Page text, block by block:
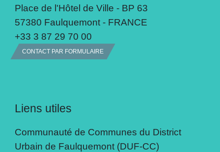
Place de l'Hôtel de Ville - BP 63
57380 Faulquemont - FRANCE
+33 3 87 29 70 00
CONTACT PAR FORMULAIRE
Liens utiles
Communauté de Communes du District
Urbain de Faulquemont (DUF-CC)